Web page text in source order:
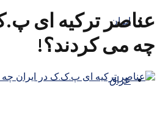
ایران
عراق
عناصر ترکیه ای
چه می کردند؟!